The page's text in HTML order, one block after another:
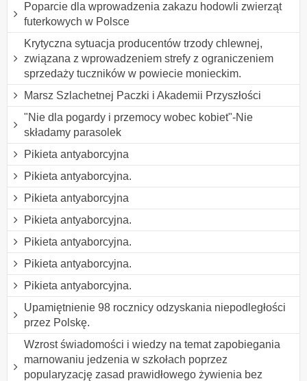
Poparcie dla wprowadzenia zakazu hodowli zwierząt
futerkowych w Polsce
Krytyczna sytuacja producentów trzody chlewnej,
związana z wprowadzeniem strefy z ograniczeniem
sprzedaży tuczników w powiecie monieckim.
Marsz Szlachetnej Paczki i Akademii Przyszłości
"Nie dla pogardy i przemocy wobec kobiet"-Nie
składamy parasolek
Pikieta antyaborcyjna
Pikieta antyaborcyjna.
Pikieta antyaborcyjna
Pikieta antyaborcyjna.
Pikieta antyaborcyjna.
Pikieta antyaborcyjna.
Pikieta antyaborcyjna.
Upamiętnienie 98 rocznicy odzyskania niepodległości
przez Polskę.
Wzrost świadomości i wiedzy na temat zapobiegania
marnowaniu jedzenia w szkołach poprzez
popularyzację zasad prawidłowego żywienia bez